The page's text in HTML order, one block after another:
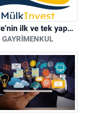
Türkiye'nin ilk ve tek yapay zeka destekli arsa ilan platformu
GAYRIMENKUL